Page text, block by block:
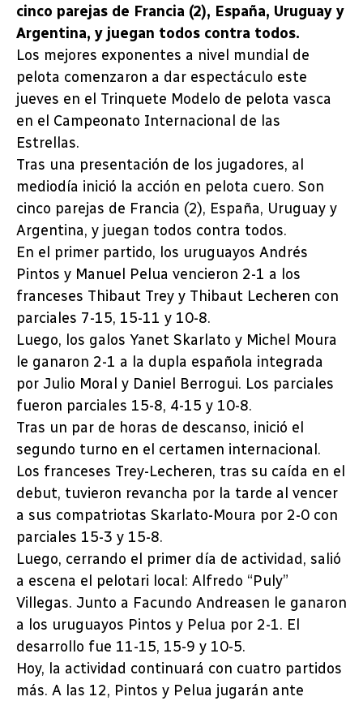
cinco parejas de Francia (2), España, Uruguay y
Argentina, y juegan todos contra todos.
Los mejores exponentes a nivel mundial de
pelota comenzaron a dar espectáculo este
jueves en el Trinquete Modelo de pelota vasca
en el Campeonato Internacional de las
Estrellas.
Tras una presentación de los jugadores, al
mediodía inició la acción en pelota cuero. Son
cinco parejas de Francia (2), España, Uruguay y
Argentina, y juegan todos contra todos.
En el primer partido, los uruguayos Andrés
Pintos y Manuel Pelua vencieron 2-1 a los
franceses Thibaut Trey y Thibaut Lecheren con
parciales 7-15, 15-11 y 10-8.
Luego, los galos Yanet Skarlato y Michel Moura
le ganaron 2-1 a la dupla española integrada
por Julio Moral y Daniel Berrogui. Los parciales
fueron parciales 15-8, 4-15 y 10-8.
Tras un par de horas de descanso, inició el
segundo turno en el certamen internacional.
Los franceses Trey-Lecheren, tras su caída en el
debut, tuvieron revancha por la tarde al vencer
a sus compatriotas Skarlato-Moura por 2-0 con
parciales 15-3 y 15-8.
Luego, cerrando el primer día de actividad, salió
a escena el pelotari local: Alfredo “Puly”
Villegas. Junto a Facundo Andreasen le ganaron
a los uruguayos Pintos y Pelua por 2-1. El
desarrollo fue 11-15, 15-9 y 10-5.
Hoy, la actividad continuará con cuatro partidos
más. A las 12, Pintos y Pelua jugarán ante